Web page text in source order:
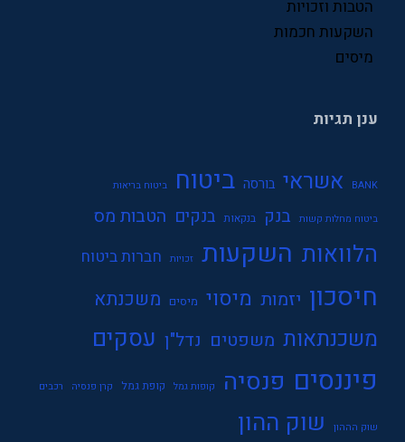
תעסוקה
הטבות וזכויות
השקעות חכמות
מיסים
ענן תגיות
BANK אשראי בורסה ביטוח ביטוח בריאות
ביטוח מחלות קשות בנק בנקאות בנקים הטבות מס
הלוואות השקעות זכויות חברות ביטוח
חיסכון יזמות מיסוי מיסים משכנתא
משכנתאות משפטים נדל"ן עסקים
פיננסים פנסיה קופות גמל קופת גמל קרן פנסיה רכבים
שוק הההון שוק ההון